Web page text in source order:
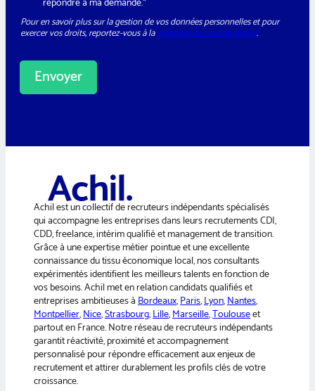
E
-
m
i
N
e
e
t
t
r
D
*
répondre à ma demande.*
Pour en savoir plus sur la gestion de vos données personnelles et pour
exercer vos droits, reportez-vous à lapolitique de confidentialité.
Envoyer
e
Achil est un collectif de recruteurs indépendants spécialisés
qui accompagne les entreprises dans leurs recrutements CDI,
CDD, freelance, intérim qualifié et management de transition.
Grâce à une expertise métier pointue et une excellente
connaissance du tissu économique local, nos consultants
expérimentés identifient les meilleurs talents en fonction de
vos besoins. Achil met en relation candidats qualifiés et
entreprises ambitieuses àBordeaux,Paris,Lyon,Nantes,
Montpellier,Nice,Strasbourg,Lille,Marseille,Toulouseet
partout en France. Notre réseau de recruteurs indépendants
garantit réactivité, proximité et accompagnement
personnalisé pour répondre efficacement aux enjeux de
recrutement et attirer durablement les profils clés de votre
croissance.